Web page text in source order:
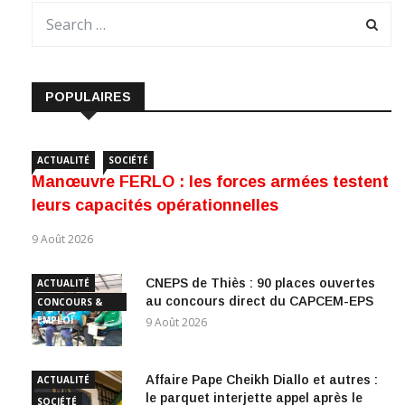
POPULAIRES
ACTUALITÉ SOCIÉTÉ
Manœuvre FERLO : les forces armées testent
leurs capacités opérationnelles
9 Août 2026
ACTUALITÉ
CONCOURS &
EMPLOI
CNEPS de Thiès : 90 places ouvertes
au concours direct du CAPCEM-EPS
9 Août 2026
ACTUALITÉ
SOCIÉTÉ
Affaire Pape Cheikh Diallo et autres :
le parquet interjette appel après le